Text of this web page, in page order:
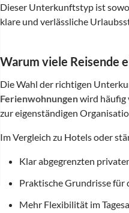
Dieser Unterkunftstyp ist
klare und verlässliche
Warum viele Reisende
Die Wahl der richtigen
Ferienwohnungenwird häufig
zur eigenständigen
Im Vergleich zu Hotels oder
Klar abgegrenzten
Praktische Grundrisse für
Mehr Flexibilität im